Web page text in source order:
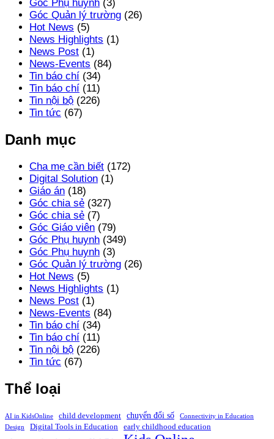
Góc Phụ huynh (3)
Góc Quản lý trường (26)
Hot News (5)
News Highlights (1)
News Post (1)
News-Events (84)
Tin báo chí (34)
Tin báo chí (11)
Tin nội bộ (226)
Tin tức (67)
Danh mục
Cha mẹ cần biết (172)
Digital Solution (1)
Giáo án (18)
Góc chia sẻ (327)
Góc chia sẻ (7)
Góc Giáo viên (79)
Góc Phụ huynh (349)
Góc Phụ huynh (3)
Góc Quản lý trường (26)
Hot News (5)
News Highlights (1)
News Post (1)
News-Events (84)
Tin báo chí (34)
Tin báo chí (11)
Tin nội bộ (226)
Tin tức (67)
Thể loại
AI in KidsOnline child development chuyển đổi số
Connectivity in Education
Design
Digital Tools in Education
early childhood education